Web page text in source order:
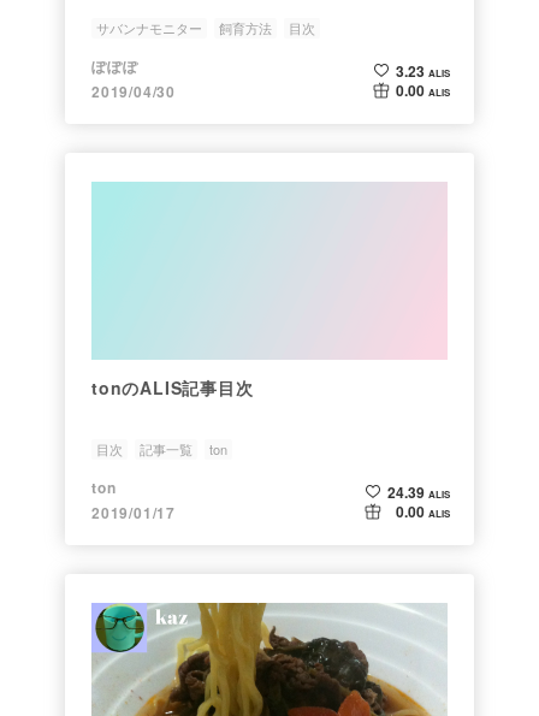
サバンナモニター 飼育方法 目次
ぽぽぽ
2019/04/30
3.23 ALIS
0.00 ALIS
tonのALIS記事目次
目次 記事一覧 ton
ton
2019/01/17
24.39 ALIS
0.00 ALIS